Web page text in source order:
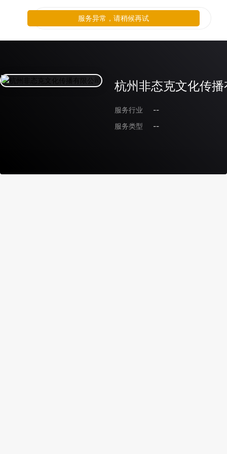
杭州非态克文化传
服务行业
--
服务类型
--
服务异常，请稍候再试